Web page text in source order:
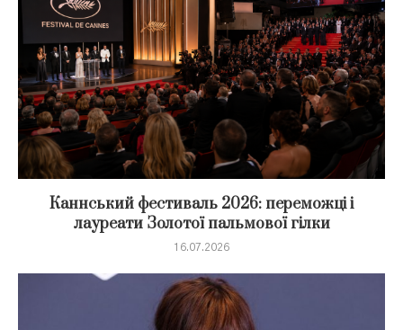
Каннський фестиваль 2026: переможці і
лауреати Золотої пальмової гілки
16.07.2026